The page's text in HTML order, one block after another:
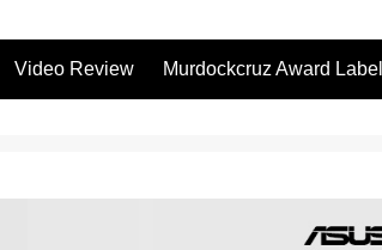
Video Review Murdockcruz Award Label